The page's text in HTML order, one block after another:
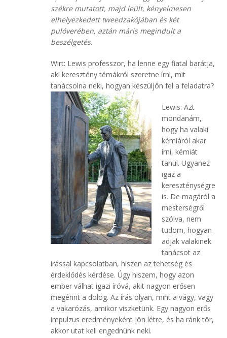
székre mutatott, majd leült, kényelmesen
elhelyezkedett tweedzakójában és két
pulóverében, aztán máris megindult a
beszélgetés.
Wirt: Lewis professzor, ha lenne egy fiatal barátja,
aki keresztény témákról szeretne írni, mit
tanácsolna neki, hogyan készüljön fel a feladatra?
Lewis: Azt
mondanám,
hogy ha valaki
kémiáról akar
írni, kémiát
tanul. Ugyanez
igaz a
kereszténységre
is. De magáról a
mesterségről
szólva, nem
tudom, hogyan
adjak valakinek
tanácsot az
írással kapcsolatban, hiszen az tehetség és
érdeklődés kérdése. Úgy hiszem, hogy azon
ember válhat igazi íróvá, akit nagyon erősen
megérint a dolog. Az írás olyan, mint a vágy, vagy
a vakarózás, amikor viszketünk. Egy nagyon erős
impulzus eredményeként jön létre, és ha ránk tör,
akkor utat kell engednünk neki.